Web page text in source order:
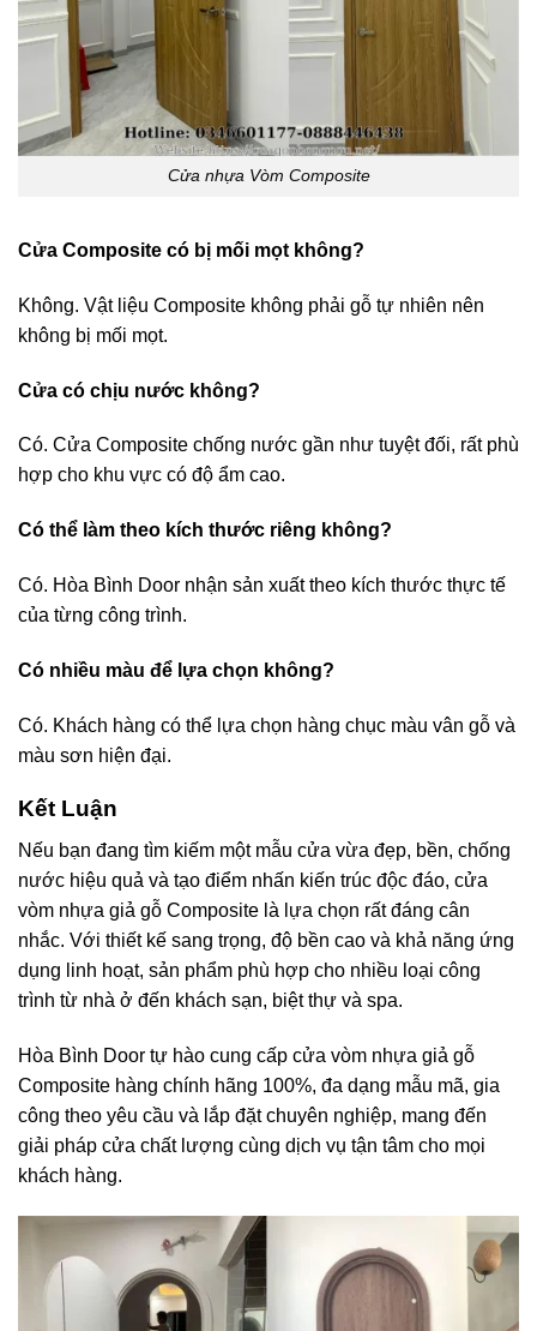
Cửa nhựa Vòm Composite
Cửa Composite có bị mối mọt không?
Không. Vật liệu Composite không phải gỗ tự nhiên nên
không bị mối mọt.
Cửa có chịu nước không?
Có. Cửa Composite chống nước gần như tuyệt đối, rất phù
hợp cho khu vực có độ ẩm cao.
Có thể làm theo kích thước riêng không?
Có. Hòa Bình Door nhận sản xuất theo kích thước thực tế
của từng công trình.
Có nhiều màu để lựa chọn không?
Có. Khách hàng có thể lựa chọn hàng chục màu vân gỗ và
màu sơn hiện đại.
Kết Luận
Nếu bạn đang tìm kiếm một mẫu cửa vừa đẹp, bền, chống
nước hiệu quả và tạo điểm nhấn kiến trúc độc đáo, cửa
vòm nhựa giả gỗ Composite là lựa chọn rất đáng cân
nhắc. Với thiết kế sang trọng, độ bền cao và khả năng ứng
dụng linh hoạt, sản phẩm phù hợp cho nhiều loại công
trình từ nhà ở đến khách sạn, biệt thự và spa.
Hòa Bình Door tự hào cung cấp cửa vòm nhựa giả gỗ
Composite hàng chính hãng 100%, đa dạng mẫu mã, gia
công theo yêu cầu và lắp đặt chuyên nghiệp, mang đến
giải pháp cửa chất lượng cùng dịch vụ tận tâm cho mọi
khách hàng.